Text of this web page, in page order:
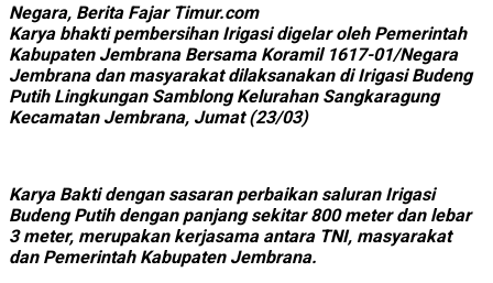
Negara, Berita Fajar Timur.com
Karya bhakti pembersihan Irigasi digelar oleh Pemerintah
Kabupaten Jembrana Bersama Koramil 1617-01/Negara
Jembrana dan masyarakat dilaksanakan di Irigasi Budeng
Putih Lingkungan Samblong Kelurahan Sangkaragung
Kecamatan Jembrana, Jumat (23/03)
Karya Bakti dengan sasaran perbaikan saluran Irigasi
Budeng Putih dengan panjang sekitar 800 meter dan lebar
3 meter, merupakan kerjasama antara TNI, masyarakat
dan Pemerintah Kabupaten Jembrana.